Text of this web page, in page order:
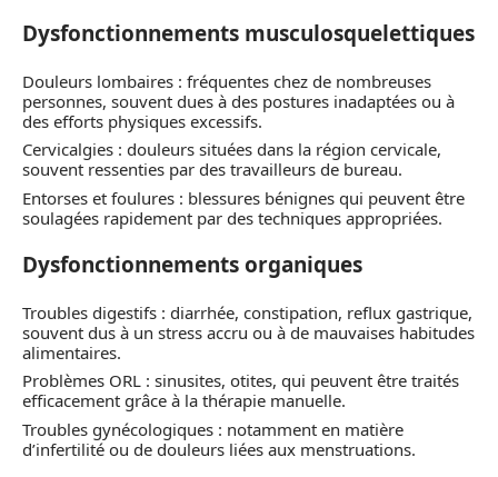
Dysfonctionnements musculosquelettiques
Douleurs lombaires : fréquentes chez de nombreuses
personnes, souvent dues à des postures inadaptées ou à
des efforts physiques excessifs.
Cervicalgies : douleurs situées dans la région cervicale,
souvent ressenties par des travailleurs de bureau.
Entorses et foulures : blessures bénignes qui peuvent être
soulagées rapidement par des techniques appropriées.
Dysfonctionnements organiques
Troubles digestifs : diarrhée, constipation, reflux gastrique,
souvent dus à un stress accru ou à de mauvaises habitudes
alimentaires.
Problèmes ORL : sinusites, otites, qui peuvent être traités
efficacement grâce à la thérapie manuelle.
Troubles gynécologiques : notamment en matière
d’infertilité ou de douleurs liées aux menstruations.